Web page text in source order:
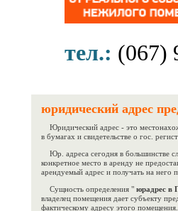
тел.: (067)
юридический адрес
Юридический адрес - это
в бумагах и свидетельстве о гос.
Юр. адреса сегодня в большинстве
конкретное место в аренду не
арендуемый адрес и получать на него
Сущность определения " юрадрес в
владелец помещения дает субъекту
фактическому адресу этого помещения.